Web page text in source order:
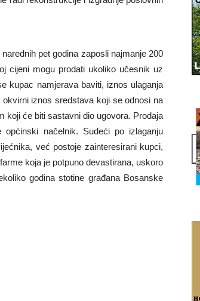
pet godina zaposli najmanje 200
cijeni mogu prodati ukoliko učesnik uz
kupac namjerava baviti, iznos ulaganja
iznos sredstava koji se odnosi na
koji će biti sastavni dio ugovora. Prodaja
načelnik. Sudeći po izlaganju
već postoje zainteresirani kupci,
koja je potpuno devastirana, uskoro
godina stotine građana Bosanske